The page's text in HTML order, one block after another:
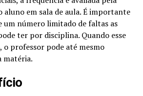
aluno em sala de aula. É importante
um número limitado de faltas as
ter por disciplina. Quando esse
o professor pode até mesmo
matéria.